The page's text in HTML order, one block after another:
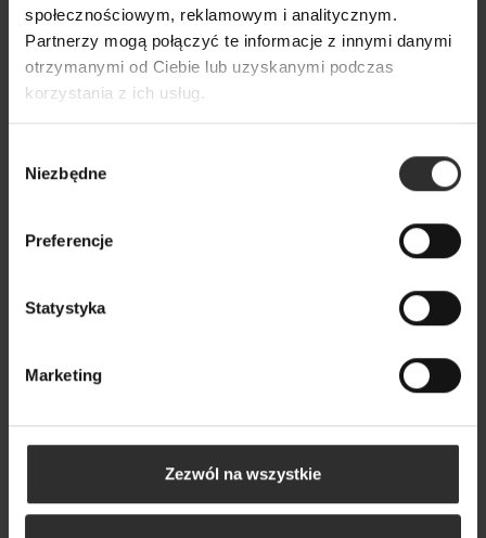
społecznościowym, reklamowym i analitycznym.
Partnerzy mogą połączyć te informacje z innymi danymi
otrzymanymi od Ciebie lub uzyskanymi podczas
korzystania z ich usług.
zgody
Niezbędne
Preferencje
Statystyka
Marketing
Zezwól na wszystkie